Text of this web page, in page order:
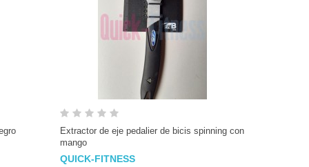
IVA Incl.
Cinta de Kevlar de 3 cm con
Zapatas de freno spinning (par)
17,55 €
Extractor de eje pedalier de bicis spinning con
mango
QUICK-FITNESS